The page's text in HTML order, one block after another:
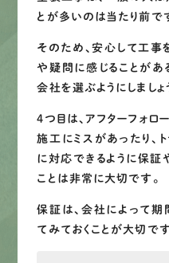
とが多いのは当たり前で
そのため、安心して工事
や疑問に感じることがあ
会社を選ぶようにしましょ
4つ目は、アフターフォロ
施工にミスがあったり、
に対応できるように保証
ことは非常に大切です。
保証は、会社によって
てみておくことが大切です